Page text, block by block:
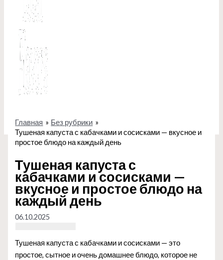
Главная
Без рубрики
Тушеная капуста с кабачками и сосисками — вкусное и
простое блюдо на каждый день
Тушеная капуста с
кабачками и сосисками —
вкусное и простое блюдо на
каждый день
06.10.2025
Тушеная капуста с кабачками и сосисками — это
простое, сытное и очень домашнее блюдо, которое не